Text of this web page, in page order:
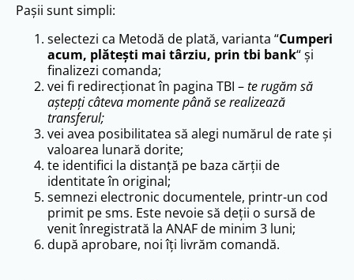
Pașii sunt simpli:
selectezi ca Metodă de plată, varianta “Cumperi
acum, plătești mai târziu, prin tbi bank“ și
finalizezi comanda;
vei fi redirecționat în pagina TBI –te rugăm să
aștepți câteva momente până se realizează
transferul;
vei avea posibilitatea să alegi numărul de rate și
valoarea lunară dorite;
te identifici la distanță pe baza cărții de
identitate în original;
semnezi electronic documentele, printr-un cod
primit pe sms. Este nevoie să deții o sursă de
venit înregistrată la ANAF de minim 3 luni;
după aprobare, noi îți livrăm comandă.